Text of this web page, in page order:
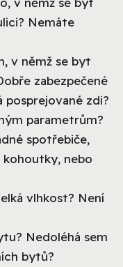
Nemáte
němž se byt
zabezpečené
posprejované zdi?
parametrům?
spotřebiče,
kohoutky, nebo
vlhkost? Není
Nedoléhá sem
bytů?